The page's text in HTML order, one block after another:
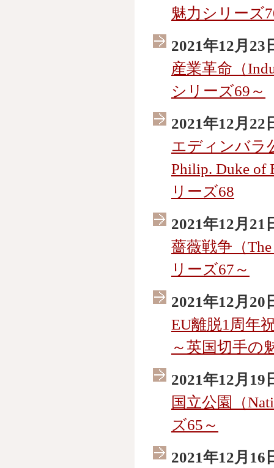
魅力シリーズ
2021年12月23
産業革命（
シリーズ69～
2021年12月22
エディンバラ
Philip. Duke of
リーズ68
2021年12月21
薔薇戦争（
リーズ67～
2021年12月20
EU離脱1周年
～英国切手の
2021年12月19
国立公園（
ズ65～
2021年12月16